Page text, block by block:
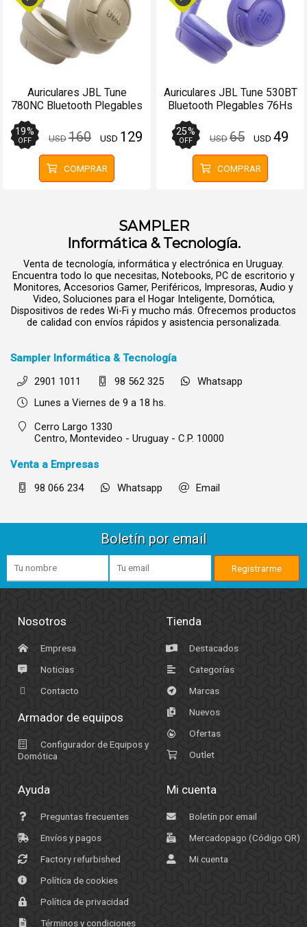
Auriculares JBL Tune
780NC Bluetooth Plegables
76Hs Beige - Manos libres
19%
OFF USD160 USD 129
COMPRAR
Auriculares JBL Tune 530BT
Bluetooth Plegables 76Hs
Lavanda - Manos libres
25%
OFF USD65 USD 49
COMPRAR
SAMPLER
Informática & Tecnología.
Venta de tecnología, informática y electrónica en Uruguay.
Encuentra todo lo que necesitas, Notebooks, PC de escritorio y
Monitores, Accesorios Gamer, Periféricos, Impresoras, Audio y
Video, Soluciones para el Hogar Inteligente, Domótica,
Dispositivos de redes Wi-Fi y mucho más. Ofrecemos productos
de calidad con envíos rápidos y asistencia personalizada.
Sampler Informática & Tecnología
2901 1011
98 562 325
Whatsapp
Lunes a Viernes de 9 a 18 hs.
Cerro Largo 1330
Centro, Montevideo - Uruguay - C.P. 10000
Venta a Empresas
98 066 234
Whatsapp Email
Boletín por email
Nosotros
Empresa
Noticias
Contacto
Armador de equipos
Configurador de Equipos y
Domótica
Tienda
Destacados
Categorías
Marcas
Nuevos
Ofertas
Outlet
Ayuda
Preguntas frecuentes
Envíos y pagos
Factory refurbished
Política de cookies
Política de privacidad
Términos y condiciones
Mi cuenta
Boletín por email
Mercadopago (Código QR)
Mi cuenta